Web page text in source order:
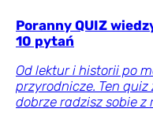
Poranny QUIZ
10 pytań
Od lektur i historii po
przyrodnicze. Ten
dobrze radzisz sobie